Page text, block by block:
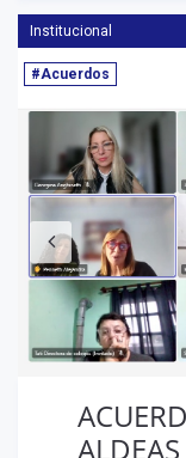
Institucional
#Acuerdos
Anterior